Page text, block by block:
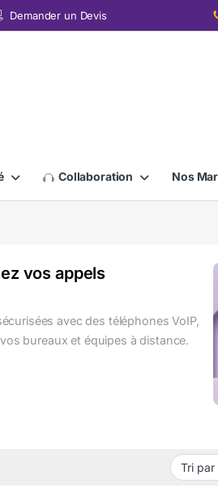
Demander un Devis
Collaboration Nos
vos appels
avec des téléphones VoIP,
bureaux et équipes à distance.